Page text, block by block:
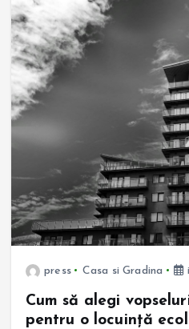
press Casa si Gradina
Cum să alegi
pentru o locuință